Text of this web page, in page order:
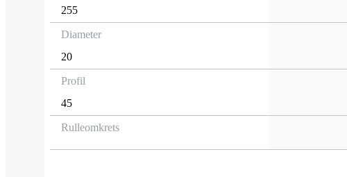
255
Diameter
20
Profil
45
Rulleomkrets